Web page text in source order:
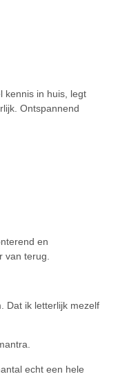
kennis in huis, legt
Ontspannend
en
van terug.
Dat ik letterlijk mezelf
echt een hele